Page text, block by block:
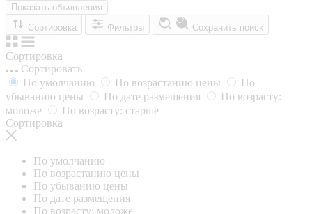
Показать объявления
Сортировка
Фильтры Сохранить поиск
Сортировка
Сортировать
По умолчанию
По возрастанию цены
По
убыванию цены
По дате размещения
По возрасту:
моложе
По возрасту: старше
Сортировка
По умолчанию
По возрастанию цены
По убыванию цены
По дате размещения
По возрасту: моложе